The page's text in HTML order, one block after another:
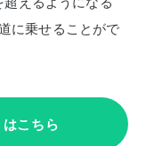
に乗せることがで
こちら